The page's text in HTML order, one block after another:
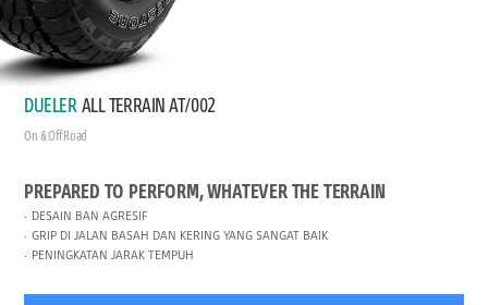
DUELER ALL TERRAIN AT/002
On & Off Road
PREPARED TO PERFORM, WHATEVER THE TERRAIN
DESAIN BAN AGRESIF
GRIP DI JALAN BASAH DAN KERING YANG SANGAT BAIK
PENINGKATAN JARAK TEMPUH